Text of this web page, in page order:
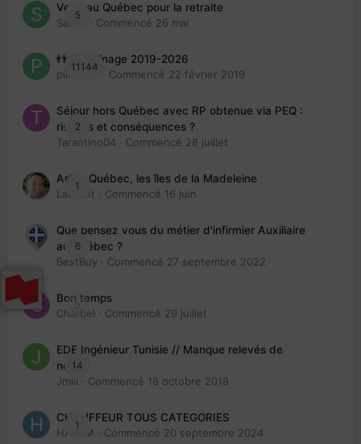
5
Venir au Québec pour la retraite
Sab74
· Commencé 26 mai
11144
👬 Parrainage 2019-2026
piinoush · Commencé 22 février 2019
2
Séjour hors Québec avec RP obtenue via PEQ :
risques et conséquences ?
Tarantino04 · Commencé 28 juillet
1
Arte : Québec, les îles de la Madeleine
Laurent · Commencé 16 juin
6
Que pensez vous du métier d'infirmier Auxiliaire
au Québec ?
BestBuy · Commencé 27 septembre 2022
0
Bon temps
Charbel · Commencé 29 juillet
14
EDE Ingénieur Tunisie // Manque relevés de
note
Jmili · Commencé 18 octobre 2018
1
CHAUFFEUR TOUS CATEGORIES
HAZEM · Commencé 20 septembre 2024